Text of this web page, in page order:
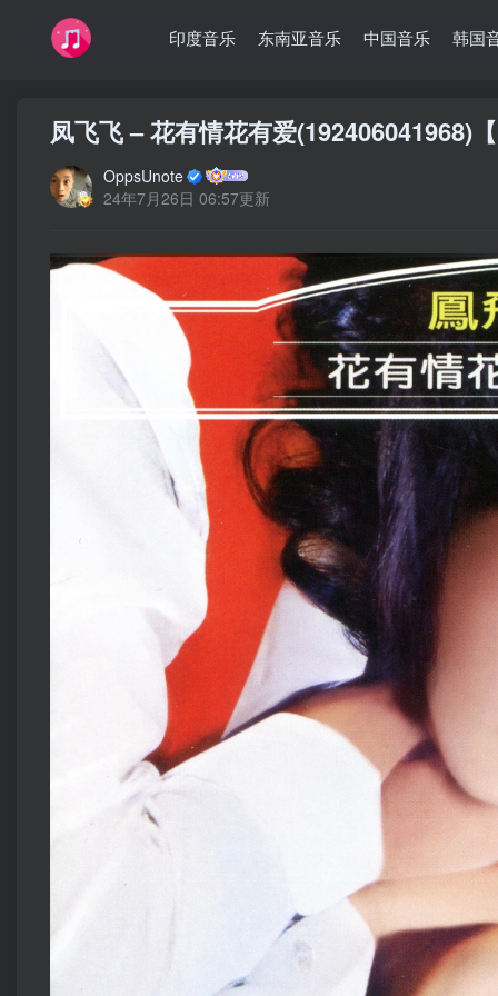
印度音乐 东南亚音乐 中国音乐 韩国
凤飞飞 – 花有情花有爱(192406041968)
OppsUnote
24年7月26日 06:57更新